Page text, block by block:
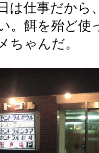
は仕事だから
。餌を殆ど使
ちゃんだ。